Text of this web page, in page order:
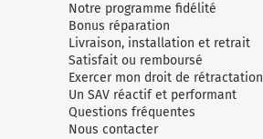
Notre programme fidélité
Bonus réparation
Livraison, installation et retrait
Satisfait ou remboursé
Exercer mon droit de rétractation
Un SAV réactif et performant
Questions fréquentes
Nous contacter